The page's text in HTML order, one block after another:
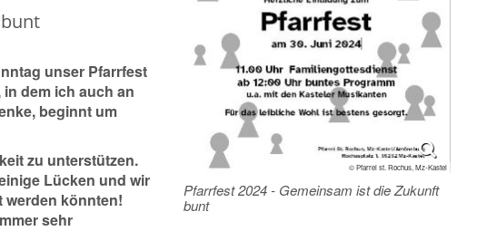
© Pfarrei st. Rochus, Mz-Kastel
Pfarrfest 2024 - Gemeinsam ist die Zukunft
bunt
unser Pfarrfest
dem ich auch an
beginnt um
zu unterstützen.
Lücken und wir
werden könnten!
sehr